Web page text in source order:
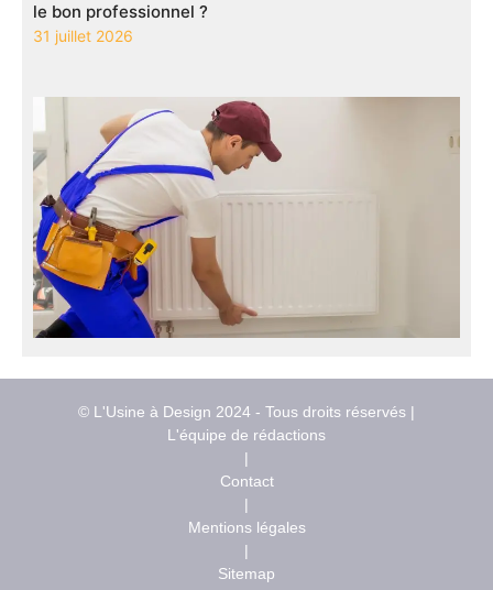
le bon professionnel ?
31 juillet 2026
© L'Usine à Design 2024 - Tous droits réservés |
L'équipe de rédactions
|
Contact
|
Mentions légales
|
Sitemap